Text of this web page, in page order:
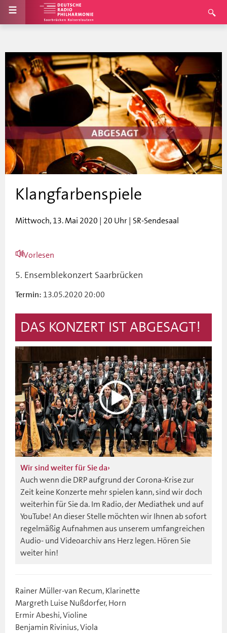
Klangfarbenspiele
Mittwoch, 13. Mai 2020 | 20 Uhr | SR-Sendesaal
Vorlesen
5. Ensemblekonzert Saarbrücken
Termin: 13.05.2020 20:00
DAS KONZERT IST ABGESAGT!
Wir sind weiter für Sie da
Auch wenn die DRP aufgrund der Corona-Krise zur
Zeit keine Konzerte mehr spielen kann, sind wir doch
weiterhin für Sie da. Im Radio, der Mediathek und auf
YouTube! An dieser Stelle möchten wir Ihnen ab sofort
regelmäßig Aufnahmen aus unserem umfangreichen
Audio- und Videoarchiv ans Herz legen. Hören Sie
weiter hin!
Rainer Müller-van Recum, Klarinette
Margreth Luise Nußdorfer, Horn
Ermir Abeshi, Violine
Benjamin Rivinius, Viola